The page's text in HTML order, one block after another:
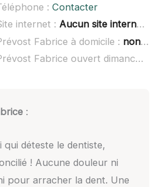
: Contacter
internet : Aucun site internet connu
Fabrice à domicile : non renseigné
Prévost Fabrice ouvert dimanche :
:
qui déteste le dentiste,
! Aucune douleur ni
pour arracher la dent. Une